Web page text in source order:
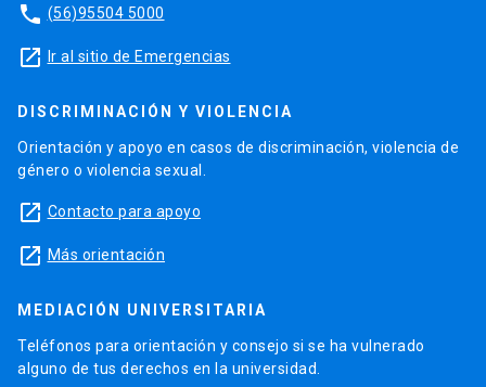
phone (56)95504 5000
launch Ir al sitio de Emergencias
DISCRIMINACIÓN Y VIOLENCIA
Orientación y apoyo en casos de discriminación, violencia de
género o violencia sexual.
launch Contacto para apoyo
launch Más orientación
MEDIACIÓN UNIVERSITARIA
Teléfonos para orientación y consejo si se ha vulnerado
alguno de tus derechos en la universidad.